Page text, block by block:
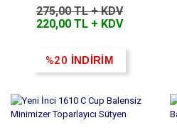
275,00 TL + KDV
220,00 TL + KDV
%20 İNDİRİM